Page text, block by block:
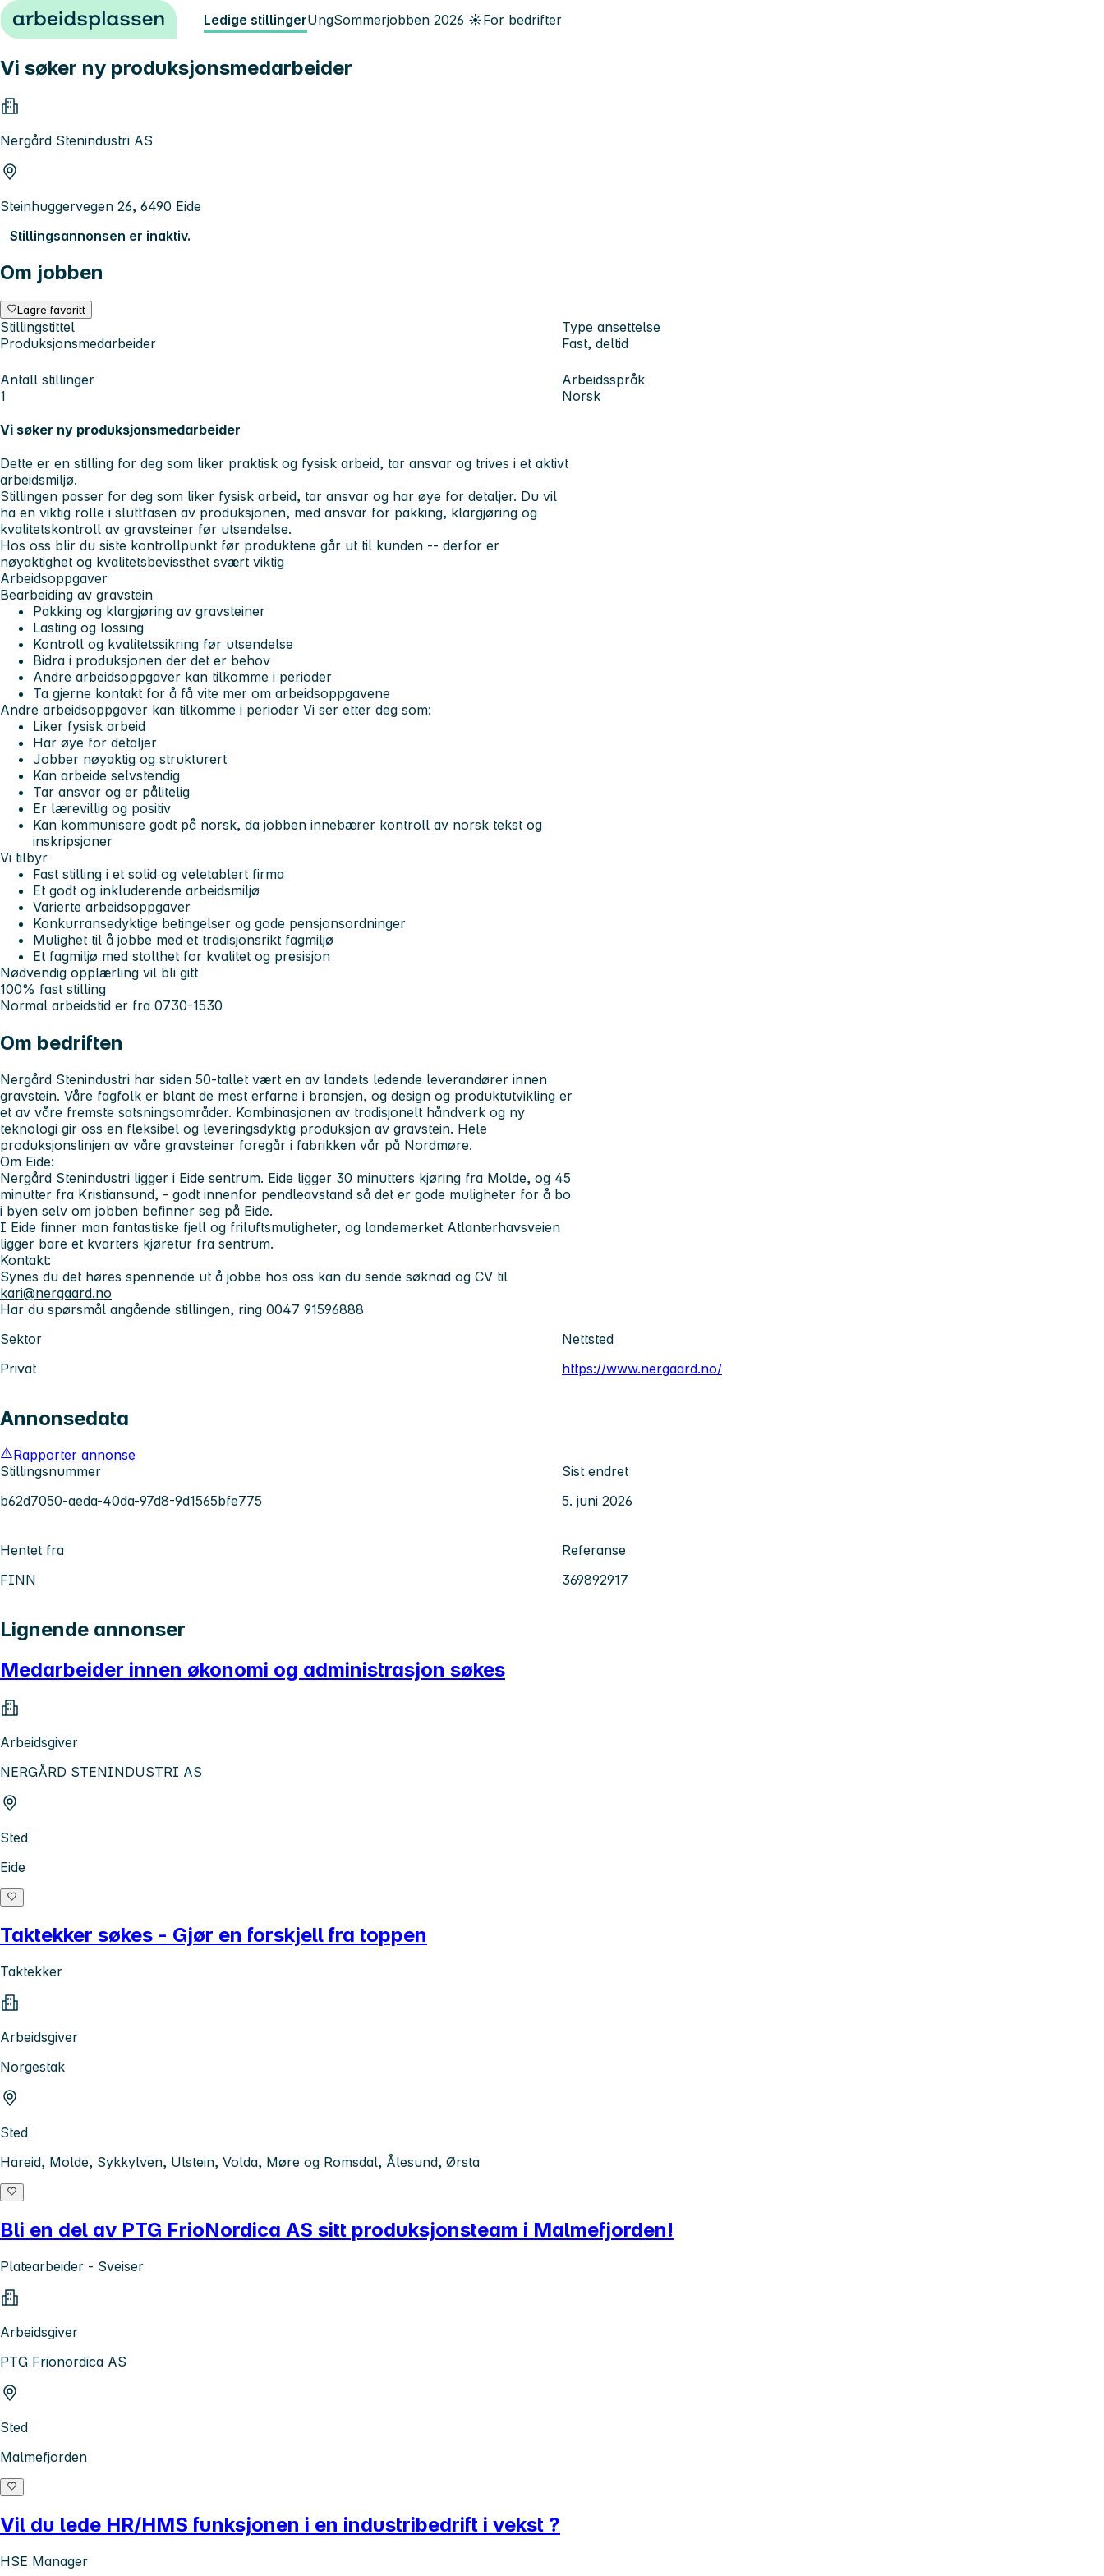
Hopp til innhold Ledige stillingerUngSommerjobben 2026 ☀️For bedrifter
Vi søker ny produksjonsmedarbeider
Nergård Stenindustri AS
Steinhuggervegen 26, 6490 Eide
Stillingsannonsen er inaktiv.
Om jobben
Lagre favoritt
Stillingstittel
Produksjonsmedarbeider
Type ansettelse
Fast, deltid
Antall stillinger
1
Arbeidsspråk
Norsk
Vi søker ny produksjonsmedarbeider
Dette er en stilling for deg som liker praktisk og fysisk arbeid, tar ansvar og trives i et aktivt
arbeidsmiljø.
Stillingen passer for deg som liker fysisk arbeid, tar ansvar og har øye for detaljer. Du vil
ha en viktig rolle i sluttfasen av produksjonen, med ansvar for pakking, klargjøring og
kvalitetskontroll av gravsteiner før utsendelse.
Hos oss blir du siste kontrollpunkt før produktene går ut til kunden -- derfor er
nøyaktighet og kvalitetsbevissthet svært viktig
Arbeidsoppgaver
Bearbeiding av gravstein
Pakking og klargjøring av gravsteiner
Lasting og lossing
Kontroll og kvalitetssikring før utsendelse
Bidra i produksjonen der det er behov
Andre arbeidsoppgaver kan tilkomme i perioder
Ta gjerne kontakt for å få vite mer om arbeidsoppgavene
Andre arbeidsoppgaver kan tilkomme i perioder Vi ser etter deg som:
Liker fysisk arbeid
Har øye for detaljer
Jobber nøyaktig og strukturert
Kan arbeide selvstendig
Tar ansvar og er pålitelig
Er lærevillig og positiv
Kan kommunisere godt på norsk, da jobben innebærer kontroll av norsk tekst og
inskripsjoner
Vi tilbyr
Fast stilling i et solid og veletablert firma
Et godt og inkluderende arbeidsmiljø
Varierte arbeidsoppgaver
Konkurransedyktige betingelser og gode pensjonsordninger
Mulighet til å jobbe med et tradisjonsrikt fagmiljø
Et fagmiljø med stolthet for kvalitet og presisjon
Nødvendig opplærling vil bli gitt
100% fast stilling
Normal arbeidstid er fra 0730-1530
Om bedriften
Nergård Stenindustri har siden 50-tallet vært en av landets ledende leverandører innen
gravstein. Våre fagfolk er blant de mest erfarne i bransjen, og design og produktutvikling er
et av våre fremste satsningsområder. Kombinasjonen av tradisjonelt håndverk og ny
teknologi gir oss en fleksibel og leveringsdyktig produksjon av gravstein. Hele
produksjonslinjen av våre gravsteiner foregår i fabrikken vår på Nordmøre.
Om Eide:
Nergård Stenindustri ligger i Eide sentrum. Eide ligger 30 minutters kjøring fra Molde, og 45
minutter fra Kristiansund, - godt innenfor pendleavstand så det er gode muligheter for å bo
i byen selv om jobben befinner seg på Eide.
I Eide finner man fantastiske fjell og friluftsmuligheter, og landemerket Atlanterhavsveien
ligger bare et kvarters kjøretur fra sentrum.
Kontakt:
Synes du det høres spennende ut å jobbe hos oss kan du sende søknad og CV til
kari@nergaard.no
Har du spørsmål angående stillingen, ring 0047 91596888
Sektor
Privat
Nettsted
https://www.nergaard.no/
Annonsedata
Rapporter annonse
Stillingsnummer
b62d7050-aeda-40da-97d8-9d1565bfe775
Sist endret
5. juni 2026
Hentet fra
FINN
Referanse
369892917
Lignende annonser
Medarbeider innen økonomi og administrasjon søkes
Arbeidsgiver
NERGÅRD STENINDUSTRI AS
Sted
Eide
Taktekker søkes - Gjør en forskjell fra toppen
Taktekker
Arbeidsgiver
Norgestak
Sted
Hareid, Molde, Sykkylven, Ulstein, Volda, Møre og Romsdal, Ålesund, Ørsta
Bli en del av PTG FrioNordica AS sitt produksjonsteam i Malmefjorden!
Platearbeider - Sveiser
Arbeidsgiver
PTG Frionordica AS
Sted
Malmefjorden
Vil du lede HR/HMS funksjonen i en industribedrift i vekst ?
HSE Manager